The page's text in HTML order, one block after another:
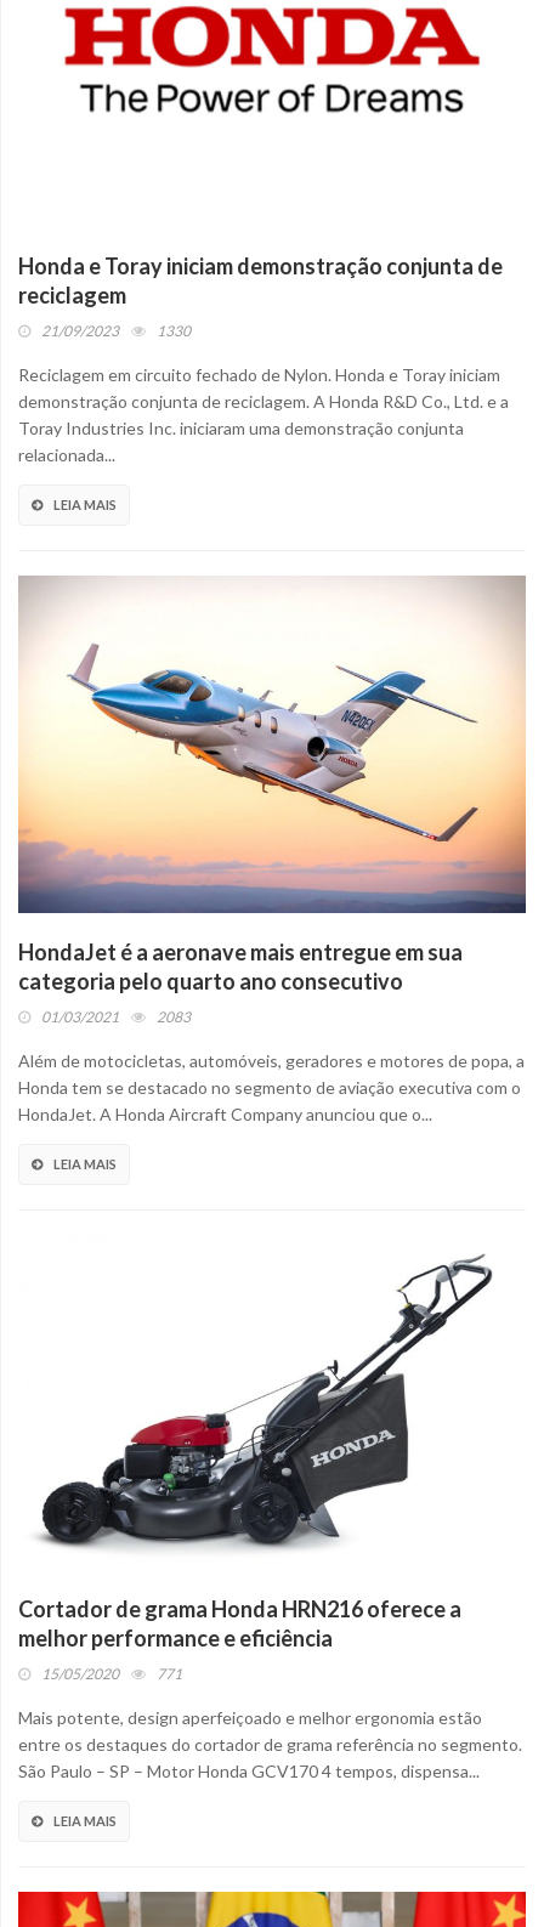
Honda e Toray iniciam demonstração conjunta de
reciclagem
21/09/2023 1330
Reciclagem em circuito fechado de Nylon. Honda e Toray iniciam
demonstração conjunta de reciclagem. A Honda R&D Co., Ltd. e a
Toray Industries Inc. iniciaram uma demonstração conjunta
relacionada...
LEIA MAIS
HondaJet é a aeronave mais entregue em sua
categoria pelo quarto ano consecutivo
01/03/2021 2083
Além de motocicletas, automóveis, geradores e motores de popa, a
Honda tem se destacado no segmento de aviação executiva com o
HondaJet. A Honda Aircraft Company anunciou que o...
LEIA MAIS
Cortador de grama Honda HRN216 oferece a
melhor performance e eficiência
15/05/2020 771
Mais potente, design aperfeiçoado e melhor ergonomia estão
entre os destaques do cortador de grama referência no segmento.
São Paulo – SP – Motor Honda GCV170 4 tempos, dispensa...
LEIA MAIS